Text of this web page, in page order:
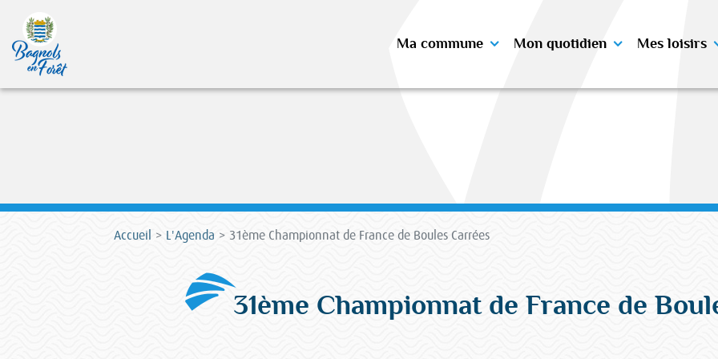
Ma commune Mon quotidien Mes loisirs
Accueil L'Agenda 31ème Championnat de France de Boules Carrées
31ème Championnat de France de